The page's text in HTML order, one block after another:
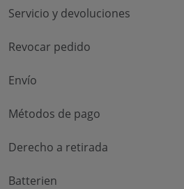
Servicio y devoluciones
Revocar pedido
Envío
Métodos de pago
Derecho a retirada
Batterien